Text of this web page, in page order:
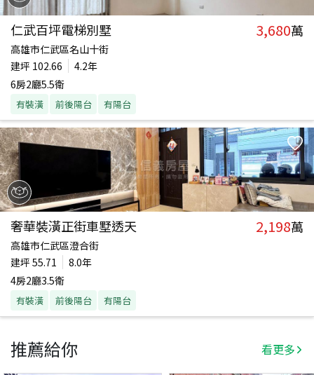
仁武百坪電梯別墅 3,680萬
高雄市仁武區名山十街
建坪 102.66
4.2年
6房2廳5.5衛
有裝潢 前後陽台 有陽台
奢華裝潢正街車墅透天 2,198萬
高雄市仁武區澄合街
建坪 55.71
8.0年
4房2廳3.5衛
有裝潢 前後陽台 有陽台
推薦給你 看更多